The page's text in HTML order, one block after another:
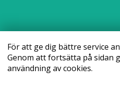
För att ge dig bättre service
Genom att fortsätta på sidan
användning av cookies.